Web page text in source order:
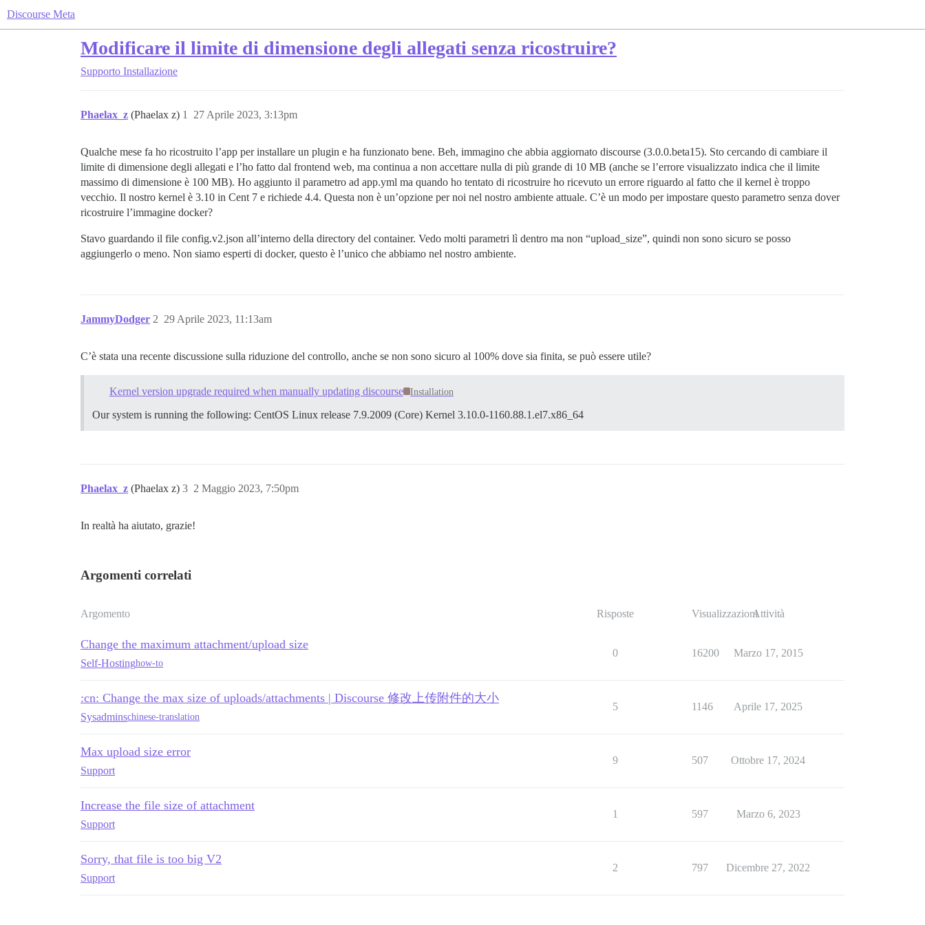
Discourse Meta
Modificare il limite di dimensione degli allegati senza ricostruire?
Supporto Installazione
Phaelax_z (Phaelax z) 27 Aprile 2023, 3:13pm
1
Qualche mese fa ho ricostruito l’app per installare un plugin e ha funzionato bene. Beh, immagino che abbia aggiornato discourse (3.0.0.beta15). Sto cercando di cambiare il
limite di dimensione degli allegati e l’ho fatto dal frontend web, ma continua a non accettare nulla di più grande di 10 MB (anche se l’errore visualizzato indica che il limite
massimo di dimensione è 100 MB). Ho aggiunto il parametro ad app.yml ma quando ho tentato di ricostruire ho ricevuto un errore riguardo al fatto che il kernel è troppo
vecchio. Il nostro kernel è 3.10 in Cent 7 e richiede 4.4. Questa non è un’opzione per noi nel nostro ambiente attuale. C’è un modo per impostare questo parametro senza dover
ricostruire l’immagine docker?
Stavo guardando il file config.v2.json all’interno della directory del container. Vedo molti parametri lì dentro ma non “upload_size”, quindi non sono sicuro se posso
aggiungerlo o meno. Non siamo esperti di docker, questo è l’unico che abbiamo nel nostro ambiente.
JammyDodger 29 Aprile 2023, 11:13am
2
C’è stata una recente discussione sulla riduzione del controllo, anche se non sono sicuro al 100% dove sia finita, se può essere utile?
Kernel version upgrade required when manually updating discourse Installation
Our system is running the following: CentOS Linux release 7.9.2009 (Core) Kernel 3.10.0-1160.88.1.el7.x86_64
Phaelax_z (Phaelax z) 2 Maggio 2023, 7:50pm
3
In realtà ha aiutato, grazie!
Argomenti correlati
Argomento Risposte VisualizzazioniAttività
Change the maximum attachment/upload size
Self-Hostinghow-to
0 16200 Marzo 17, 2015
:cn: Change the max size of uploads/attachments | Discourse 修改上传附件的大小
Sysadminschinese-translation
5 1146 Aprile 17, 2025
Max upload size error
Support
9 507 Ottobre 17, 2024
Increase the file size of attachment
Support
1 597 Marzo 6, 2023
Sorry, that file is too big V2
Support
2 797 Dicembre 27, 2022